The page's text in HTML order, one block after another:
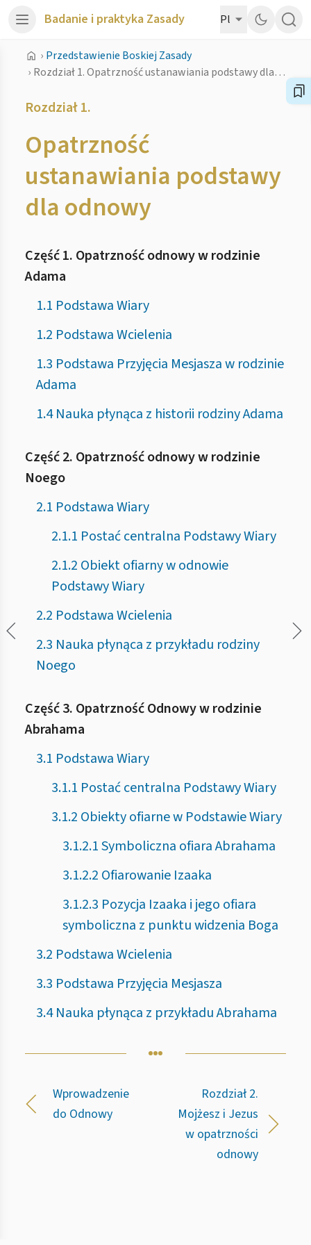
Badanie i praktyka Zasady Pl
› Przedstawienie Boskiej Zasady
›
Rozdział 1. Opatrzność ustanawiania podstawy dla odnowy
Rozdział 1.
Opatrzność
ustanawiania podstawy
dla odnowy
Część 1. Opatrzność odnowy w rodzinie
Adama
1.1 Podstawa Wiary
1.2 Podstawa Wcielenia
1.3 Podstawa Przyjęcia Mesjasza w rodzinie
Adama
1.4 Nauka płynąca z historii rodziny Adama
Część 2. Opatrzność odnowy w rodzinie
Noego
2.1 Podstawa Wiary
2.1.1 Postać centralna Podstawy Wiary
2.1.2 Obiekt ofiarny w odnowie
Podstawy Wiary
2.2 Podstawa Wcielenia
2.3 Nauka płynąca z przykładu rodziny
Noego
Część 3. Opatrzność Odnowy w rodzinie
Abrahama
3.1 Podstawa Wiary
3.1.1 Postać centralna Podstawy Wiary
3.1.2 Obiekty ofiarne w Podstawie Wiary
3.1.2.1 Symboliczna ofiara Abrahama
3.1.2.2 Ofiarowanie Izaaka
3.1.2.3 Pozycja Izaaka i jego ofiara
symboliczna z punktu widzenia Boga
3.2 Podstawa Wcielenia
3.3 Podstawa Przyjęcia Mesjasza
3.4 Nauka płynąca z przykładu Abrahama
Wprowadzenie
do Odnowy
Rozdział 2.
Mojżesz i Jezus
w opatrzności
odnowy